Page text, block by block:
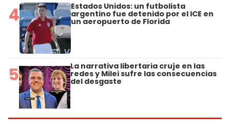
4 Estados Unidos: un futbolista
argentino fue detenido por el ICE en
un aeropuerto de Florida
5 La narrativa libertaria cruje en las
redes y Milei sufre las consecuencias
del desgaste